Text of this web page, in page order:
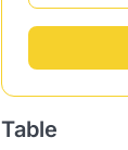
Table